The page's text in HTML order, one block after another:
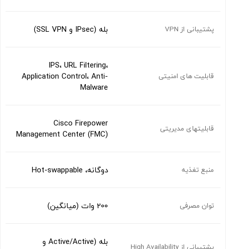
پشتیبانی از VPN بله (IPsec و SSL VPN)
قابلیت های امنیتی
IPS، URL Filtering،
Application Control، Anti-
Malware
قابلیتهای مدیریتی
Cisco Firepower
Management Center (FMC)
منبع تغذیه دوگانه، Hot-swappable
توان مصرفی 200 وات (میانگین)
بله (Active/Active و